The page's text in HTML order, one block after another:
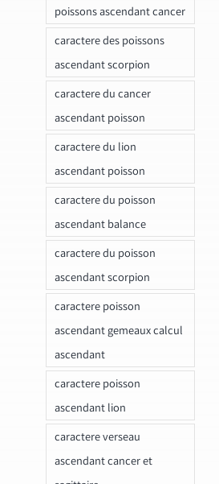
poissons ascendant cancer
caractere des poissons
ascendant scorpion
caractere du cancer
ascendant poisson
caractere du lion
ascendant poisson
caractere du poisson
ascendant balance
caractere du poisson
ascendant scorpion
caractere poisson
ascendant gemeaux calcul
ascendant
caractere poisson
ascendant lion
caractere verseau
ascendant cancer et